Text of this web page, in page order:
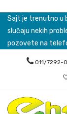
Sajt je trenutno u
slučaju nekih
pozovete na
011/7292-